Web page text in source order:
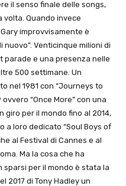
il senso finale delle songs,
volta. Quando invece
improvvisamente è
Venticinque milioni di
parade e una presenza nelle
500 settimane. Un
nel 1981 con “Journeys to
“Once More” con una
per il mondo fino al 2014,
a loro dedicato “Soul Boys of
al Festival di Cannes e al
Ma la cosa che ha
per il mondo è stata la
2017 di Tony Hadley un